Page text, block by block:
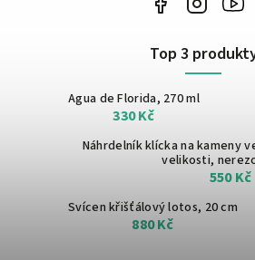
Top 3
Agua de Florida, 270 ml
330 Kč
Náhrdelník klícka na kameny
velikosti,
550 Kč
Svícen křišťálový lotos, 20 cm
880 Kč